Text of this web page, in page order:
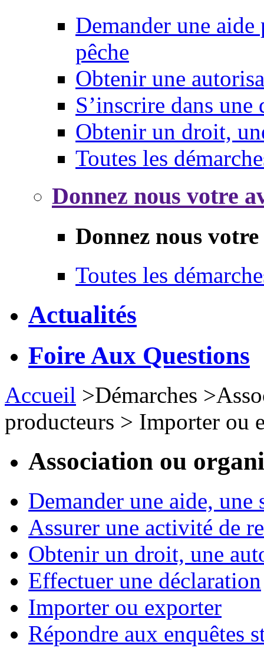
Demander une
pêche
Obtenir une
S’inscrire dans une
Obtenir un droit,
Toutes les
Donnez nous votre
Donnez nous
Toutes les
Actualités
Foire Aux Questions
Accueil >Démarches >
producteurs > Importer ou
Association ou
Demander une aide, une
Assurer une activité de
Obtenir un droit, une
Effectuer une déclaration
Importer ou exporter
Répondre aux enquêtes